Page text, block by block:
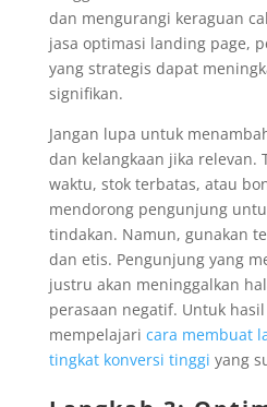
dan mengurangi keraguan
jasa optimasi landing page,
yang strategis dapat
signifikan.
Jangan lupa untuk
dan kelangkaan jika relevan.
waktu, stok terbatas, atau
mendorong pengunjung
tindakan. Namun, gunakan
dan etis. Pengunjung yang
justru akan meninggalkan
perasaan negatif. Untuk
mempelajari cara membuat
tingkat konversi tinggi yang